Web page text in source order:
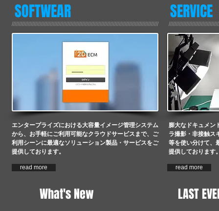
SOFTWEAR
////////////////////////////////////////////////////////////////////////////////////////////////////
エンタープライズにおける大容量イメージ管理システム
から、お手軽にご利用可能なクラウドサービスまで、ご
利用シーンに最適なソリューション製品・サービスをご
提供しております。
read more
SERVICE
膨大なドキュメン
ラ撮影・非接触ス
等を使い分けて、
提供しております
read more
What's New LAST